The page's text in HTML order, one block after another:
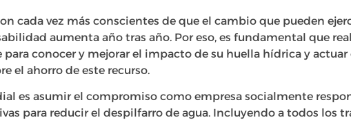
cada vez más conscientes de que el cambio que pueden
aumenta año tras año. Por eso, es fundamental que
conocer y mejorar el impacto de su huella hídrica y actuar
el ahorro de este recurso.
es asumir el compromiso como empresa socialmente
para reducir el despilfarro de agua. Incluyendo a todos los